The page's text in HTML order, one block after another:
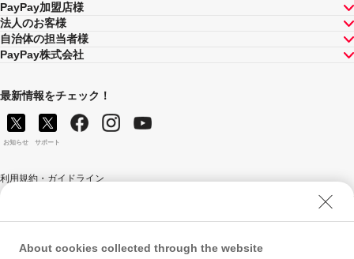
PayPay加盟店様
法人のお客様
自治体の担当者様
PayPay株式会社
最新情報をチェック！
お知らせ サポート
利用規約・ガイドライン
ソフトバンク人権ポリシー
PayPay Code of Ethics & Business Conduct
About cookies collected through the website